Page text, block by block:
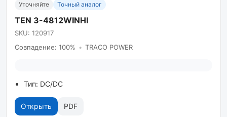
Уточняйте Точный аналог
TEN 3-4812WINHI
SKU: 120917
Совпадение: 100% • TRACO POWER
Тип: DC/DC
Открыть PDF